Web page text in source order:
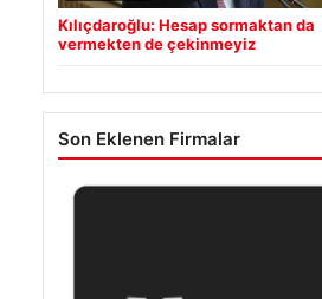
Kılıçdaroğlu: Hesap sormaktan da
vermekten de çekinmeyiz
Son Eklenen Firmalar